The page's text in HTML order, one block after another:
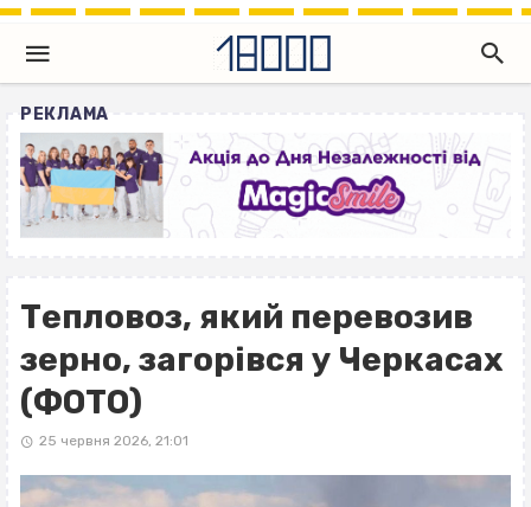
РЕКЛАМА
Тепловоз, який перевозив
зерно, загорівся у Черкасах
(ФОТО)
25 червня 2026, 21:01